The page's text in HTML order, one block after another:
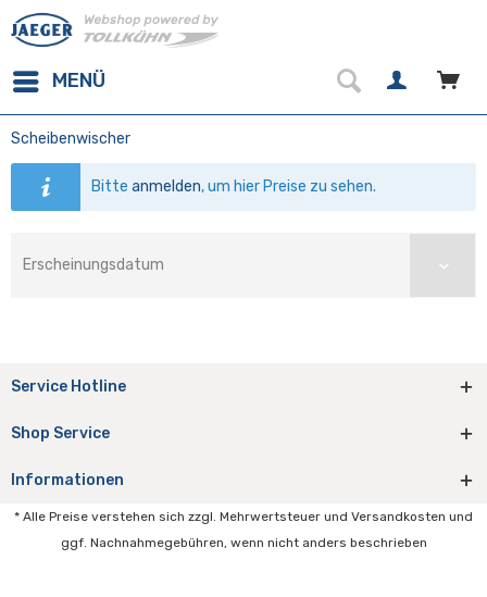
MENÜ
Scheibenwischer
Bitteanmelden, um hier Preise zu sehen.
Service Hotline
Shop Service
Informationen
* Alle Preise verstehen sich zzgl. Mehrwertsteuer und Versandkosten und
ggf. Nachnahmegebühren, wenn nicht anders beschrieben